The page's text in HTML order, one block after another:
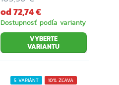
od 72,74 €
Dostupnosť podľa varianty
VYBERTE
VARIANTU
5 VARIÁNT 10% ZĽAVA